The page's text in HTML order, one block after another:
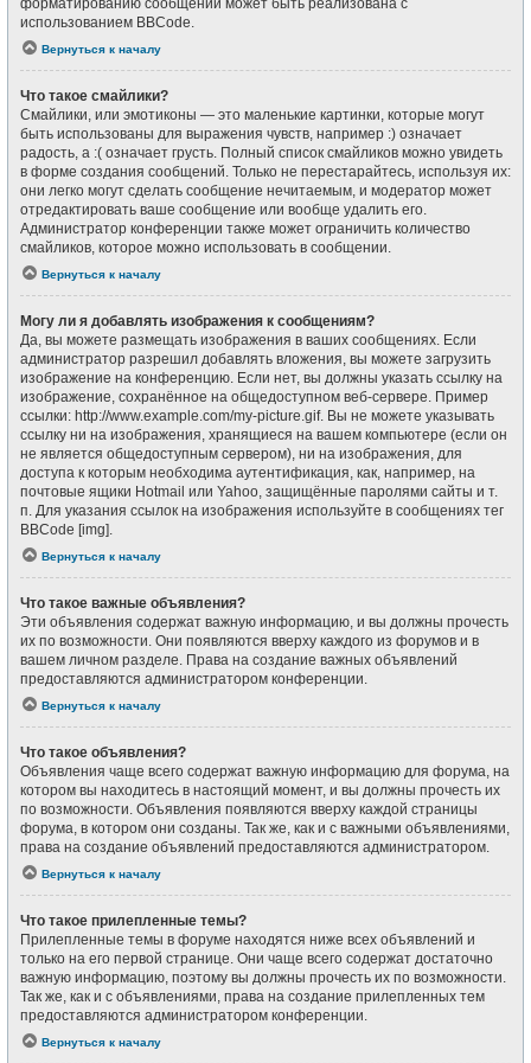
форматированию сообщений может быть реализована с
использованием BBCode.
Вернуться к началу
Что такое смайлики?
Смайлики, или эмотиконы — это маленькие картинки, которые могут
быть использованы для выражения чувств, например :) означает
радость, а :( означает грусть. Полный список смайликов можно увидеть
в форме создания сообщений. Только не перестарайтесь, используя их:
они легко могут сделать сообщение нечитаемым, и модератор может
отредактировать ваше сообщение или вообще удалить его.
Администратор конференции также может ограничить количество
смайликов, которое можно использовать в сообщении.
Вернуться к началу
Могу ли я добавлять изображения к сообщениям?
Да, вы можете размещать изображения в ваших сообщениях. Если
администратор разрешил добавлять вложения, вы можете загрузить
изображение на конференцию. Если нет, вы должны указать ссылку на
изображение, сохранённое на общедоступном веб-сервере. Пример
ссылки: http://www.example.com/my-picture.gif. Вы не можете указывать
ссылку ни на изображения, хранящиеся на вашем компьютере (если он
не является общедоступным сервером), ни на изображения, для
доступа к которым необходима аутентификация, как, например, на
почтовые ящики Hotmail или Yahoo, защищённые паролями сайты и т.
п. Для указания ссылок на изображения используйте в сообщениях тег
BBCode [img].
Вернуться к началу
Что такое важные объявления?
Эти объявления содержат важную информацию, и вы должны прочесть
их по возможности. Они появляются вверху каждого из форумов и в
вашем личном разделе. Права на создание важных объявлений
предоставляются администратором конференции.
Вернуться к началу
Что такое объявления?
Объявления чаще всего содержат важную информацию для форума, на
котором вы находитесь в настоящий момент, и вы должны прочесть их
по возможности. Объявления появляются вверху каждой страницы
форума, в котором они созданы. Так же, как и с важными объявлениями,
права на создание объявлений предоставляются администратором.
Вернуться к началу
Что такое прилепленные темы?
Прилепленные темы в форуме находятся ниже всех объявлений и
только на его первой странице. Они чаще всего содержат достаточно
важную информацию, поэтому вы должны прочесть их по возможности.
Так же, как и с объявлениями, права на создание прилепленных тем
предоставляются администратором конференции.
Вернуться к началу